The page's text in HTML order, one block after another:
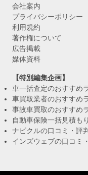
会社案内
プライバシーポリシー
利用規約
著作権について
広告掲載
媒体資料
【特別編集企画】
車一括査定のおすすめ
車買取業者のおすすめ
事故車買取のおすすめ
自動車保険一括見積も
ナビクルの口コミ・評
インズウェブの口コミ